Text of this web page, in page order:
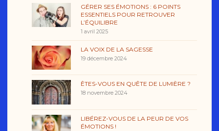
GÉRER SES ÉMOTIONS : 6 POINTS
ESSENTIELS POUR RETROUVER
L’ÉQUILIBRE
1 avril 2025
LA VOIX DE LA SAGESSE
19 décembre 2024
ÊTES-VOUS EN QUÊTE DE LUMIÈRE ?
18 novembre 2024
LIBÉREZ-VOUS DE LA PEUR DE VOS
ÉMOTIONS !